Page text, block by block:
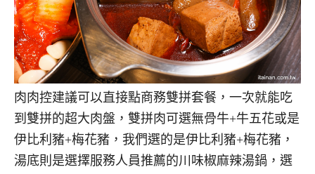
肉肉控建議可以直接點商務雙拼套餐，一次就能吃
到雙拼的超大肉盤，雙拼肉可選無骨牛+牛五花或是
伊比利豬+梅花豬，我們選的是伊比利豬+梅花豬，
湯底則是選擇服務人員推薦的川味椒麻辣湯鍋，選